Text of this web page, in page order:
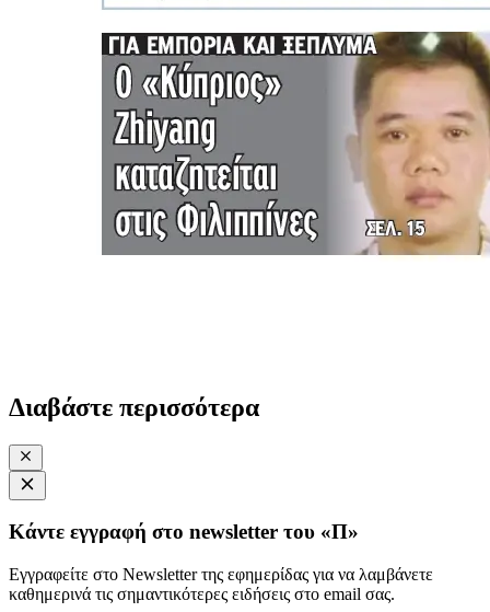
Διαβάστε περισσότερα
Κάντε εγγραφή στο newsletter του «Π»
Εγγραφείτε στο Newsletter της εφημερίδας για να λαμβάνετε
καθημερινά τις σημαντικότερες ειδήσεις στο email σας.